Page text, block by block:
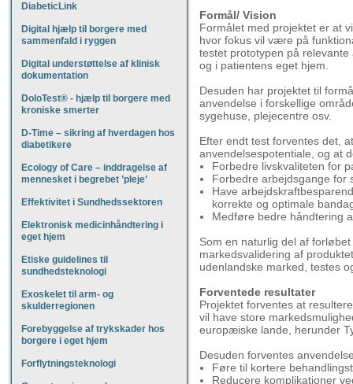
DiabeticLink
Digital hjælp til borgere med
sammenfald i ryggen
Digital understøttelse af klinisk
dokumentation
DoloTest® - hjælp til borgere med
kroniske smerter
D-Time – sikring af hverdagen hos
diabetikere
Ecology of Care – inddragelse af
mennesket i begrebet ’pleje’
Effektivitet i Sundhedssektoren
Elektronisk medicinhåndtering i
eget hjem
Etiske guidelines til
sundhedsteknologi
Exoskelet til arm- og
skulderregionen
Forebyggelse af trykskader hos
borgere i eget hjem
Forflytningsteknologi
Formål/ Vision
Formålet med projektet er at
hvor fokus vil være på
testet prototypen på
og i patientens eget hjem.
Desuden har projektet til
anvendelse i forskellige
sygehuse, plejecentre osv.
Efter endt test forventes det,
anvendelsespotentiale, og at
Forbedre livskvaliteten for
Forbedre arbejdsgange for
Have
korrekte og optimale
Medføre bedre håndtering
Som en naturlig del af
markedsvalidering af
udenlandske marked, testes
Forventede resultater
Projektet forventes at
vil have store
europæiske lande, herunder
Desuden forventes
Føre til kortere
Reducere komplikationer